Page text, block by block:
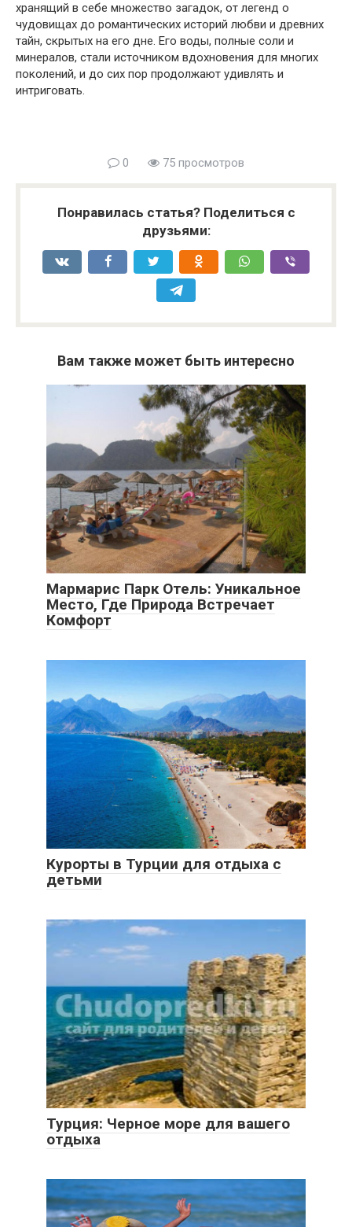
хранящий в себе множество загадок, от легенд о
чудовищах до романтических историй любви и древних
тайн, скрытых на его дне. Его воды, полные соли и
минералов, стали источником вдохновения для многих
поколений, и до сих пор продолжают удивлять и
интриговать.
0 75 просмотров
Понравилась статья? Поделиться с
друзьями:
Вам также может быть интересно
Мармарис Парк Отель: Уникальное
Место, Где Природа Встречает
Комфорт
Курорты в Турции для отдыха с
детьми
Турция: Черное море для вашего
отдыха